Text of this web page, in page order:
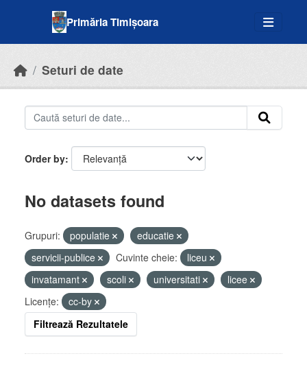
Primăria Timișoara
Seturi de date
Order by
No datasets found
Grupuri: populatie
educatie
servicii-publice
Cuvinte cheie:
liceu
invatamant
scoli universitati
licee
Licenţe:
cc-by
Filtrează Rezultatele